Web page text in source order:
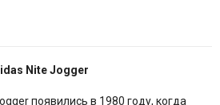
Nite Jogger
появились в 1980 году, когда